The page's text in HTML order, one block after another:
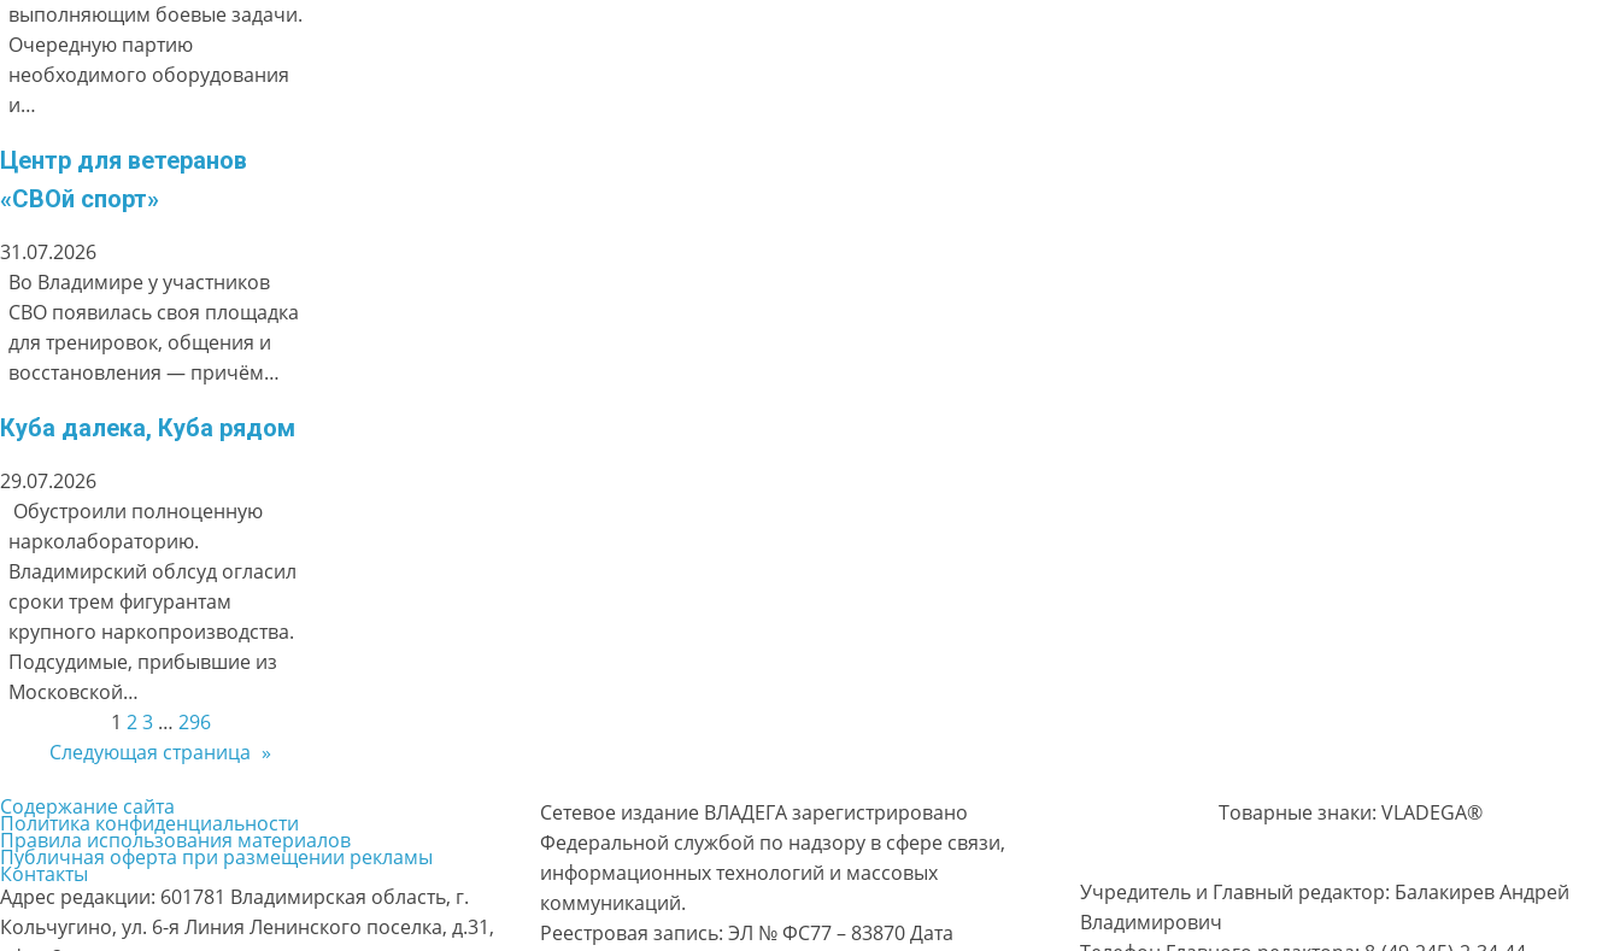
выполняющим боевые задачи.
Очередную партию
необходимого оборудования
и…
Центр для ветеранов
«СВОй спорт»
31.07.2026
Во Владимире у участников
СВО появилась своя площадка
для тренировок, общения и
восстановления — причём…
Куба далека, Куба рядом
29.07.2026
Обустроили полноценную
нарколабораторию.
Владимирский облсуд огласил
сроки трем фигурантам
крупного наркопроизводства.
Подсудимые, прибывшие из
Московской…
1 23 … 296
Следующая страница »
Содержание сайта
Политика конфиденциальности
Правила использования материалов
Публичная оферта при размещении рекламы
Контакты
Адрес редакции: 601781 Владимирская область, г.
Кольчугино, ул. 6-я Линия Ленинского поселка, д.31,
Сетевое издание ВЛАДЕГА зарегистрировано
Федеральной службой по надзору в сфере связи,
информационных технологий и массовых
коммуникаций.
Реестровая запись: ЭЛ № ФС77 – 83870 Дата
Товарные знаки: VLADEGA®
Учредитель и Главный редактор: Балакирев Андрей
Владимирович